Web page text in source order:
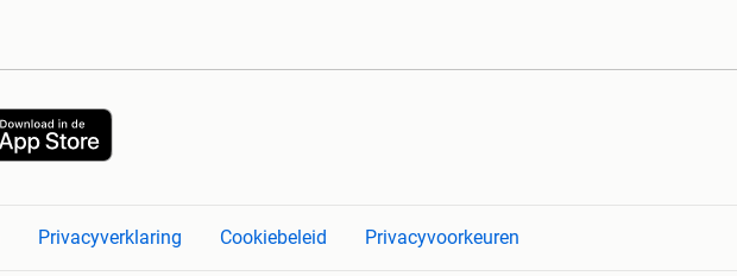
Privacyverklaring Cookiebeleid Privacyvoorkeuren